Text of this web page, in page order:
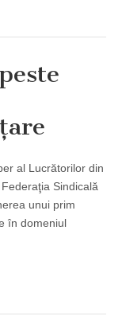
al Lucrătorilor din
Sindicală
unui prim
în domeniul